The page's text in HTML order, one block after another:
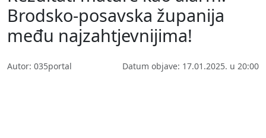
Brodsko-posavska županija
među najzahtjevnijima!
Autor: 035portal Datum objave: 17.01.2025. u 20:00